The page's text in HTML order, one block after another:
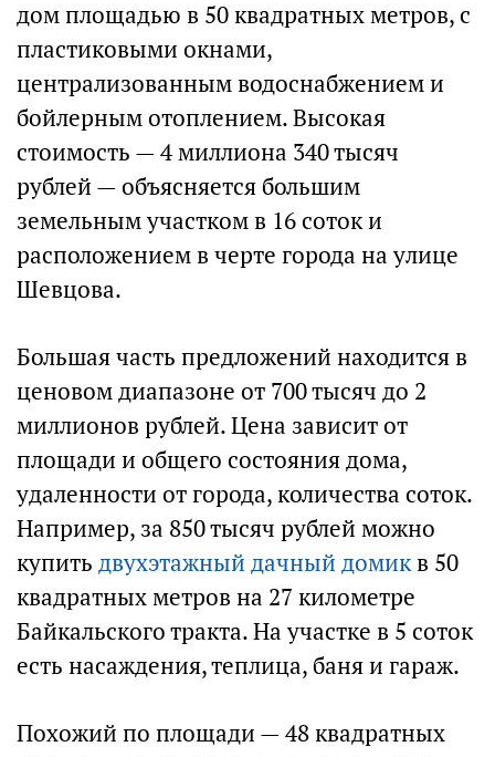
дом площадью в 50 квадратных метров, с
пластиковыми окнами,
централизованным водоснабжением и
бойлерным отоплением. Высокая
стоимость — 4 миллиона 340 тысяч
рублей — объясняется большим
земельным участком в 16 соток и
расположением в черте города на улице
Шевцова.
Большая часть предложений находится в
ценовом диапазоне от 700 тысяч до 2
миллионов рублей. Цена зависит от
площади и общего состояния дома,
удаленности от города, количества соток.
Например, за 850 тысяч рублей можно
купить двухэтажный дачный домикв 50
квадратных метров на 27 километре
Байкальского тракта. На участке в 5 соток
есть насаждения, теплица, баня и гараж.
Похожий по площади — 48 квадратных